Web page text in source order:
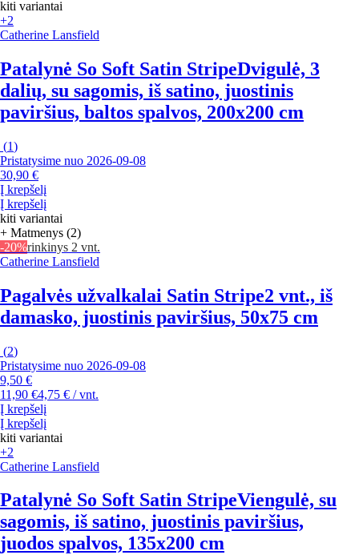
kiti variantai
+2
Catherine Lansfield
Patalynė So Soft Satin StripeDvigulė, 3
dalių, su sagomis, iš satino, juostinis
paviršius, baltos spalvos, 200x200 cm
(1)
Pristatysime nuo 2026‑09‑08
30,90 €
Į krepšelį
Į krepšelį
kiti variantai
+ Matmenys (2)
-20%rinkinys 2 vnt.
Catherine Lansfield
Pagalvės užvalkalai Satin Stripe2 vnt., iš
damasko, juostinis paviršius, 50x75 cm
(2)
Pristatysime nuo 2026‑09‑08
9,50 €
11,90 €4,75 € / vnt.
Į krepšelį
Į krepšelį
kiti variantai
+2
Catherine Lansfield
Patalynė So Soft Satin StripeViengulė, su
sagomis, iš satino, juostinis paviršius,
juodos spalvos, 135x200 cm